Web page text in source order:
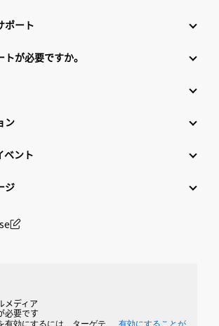
ポート
が必要ですか。
ン
ベント
ジ
メディア
必要です